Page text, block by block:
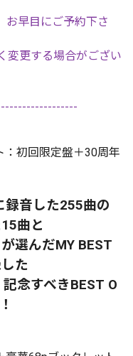
お早目にご予約下さ
変更する場合がござい
：初回限定盤＋30周年
音した255曲の
曲と
選んだMY BEST
た
念すべきBEST O